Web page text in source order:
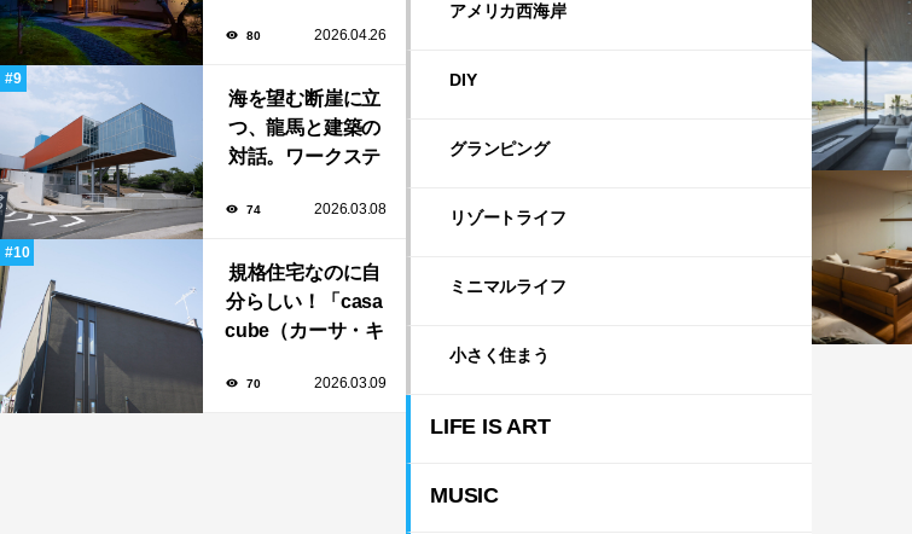
家「BAR茶寮」期
80 2026.04.26
海を望む断崖に立
つ、龍馬と建築の
対話。ワークステ
知県立坂本龍馬記
74 2026.03.08
規格住宅なのに自
分らしい！「casa
cube（カーサ・キ
タマイズと暮らし
70 2026.03.09
アメリカ西海岸
DIY
グランピング
リゾートライフ
ミニマルライフ
小さく住まう
LIFE IS ART
MUSIC